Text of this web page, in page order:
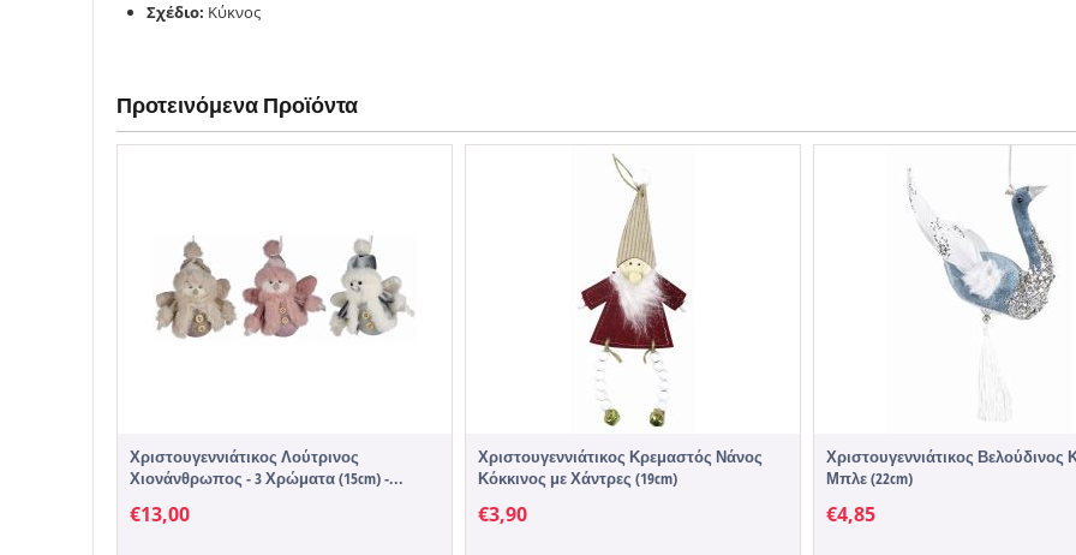
Σχέδιο: Κύκνος
Προτεινόμενα Προϊόντα
Χριστουγεννιάτικος Λούτρινος
Χιονάνθρωπος - 3 Χρώματα (15cm) -...
€13,00
Χριστουγεννιάτικος Κρεμαστός Νάνος
Κόκκινος με Χάντρες (19cm)
€3,90
Χριστουγεννιάτικος Βελούδινος
Μπλε (22cm)
€4,85